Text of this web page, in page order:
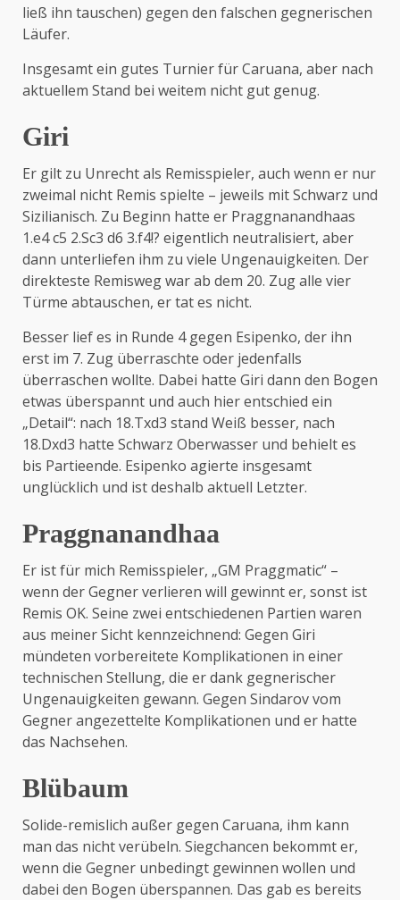
ließ ihn tauschen) gegen den falschen gegnerischen
Läufer.
Insgesamt ein gutes Turnier für Caruana, aber nach
aktuellem Stand bei weitem nicht gut genug.
Giri
Er gilt zu Unrecht als Remisspieler, auch wenn er nur
zweimal nicht Remis spielte – jeweils mit Schwarz und
Sizilianisch. Zu Beginn hatte er Praggnanandhaas
1.e4 c5 2.Sc3 d6 3.f4!? eigentlich neutralisiert, aber
dann unterliefen ihm zu viele Ungenauigkeiten. Der
direkteste Remisweg war ab dem 20. Zug alle vier
Türme abtauschen, er tat es nicht.
Besser lief es in Runde 4 gegen Esipenko, der ihn
erst im 7. Zug überraschte oder jedenfalls
überraschen wollte. Dabei hatte Giri dann den Bogen
etwas überspannt und auch hier entschied ein
„Detail“: nach 18.Txd3 stand Weiß besser, nach
18.Dxd3 hatte Schwarz Oberwasser und behielt es
bis Partieende. Esipenko agierte insgesamt
unglücklich und ist deshalb aktuell Letzter.
Praggnanandhaa
Er ist für mich Remisspieler, „GM Praggmatic“ –
wenn der Gegner verlieren will gewinnt er, sonst ist
Remis OK. Seine zwei entschiedenen Partien waren
aus meiner Sicht kennzeichnend: Gegen Giri
mündeten vorbereitete Komplikationen in einer
technischen Stellung, die er dank gegnerischer
Ungenauigkeiten gewann. Gegen Sindarov vom
Gegner angezettelte Komplikationen und er hatte
das Nachsehen.
Blübaum
Solide-remislich außer gegen Caruana, ihm kann
man das nicht verübeln. Siegchancen bekommt er,
wenn die Gegner unbedingt gewinnen wollen und
dabei den Bogen überspannen. Das gab es bereits